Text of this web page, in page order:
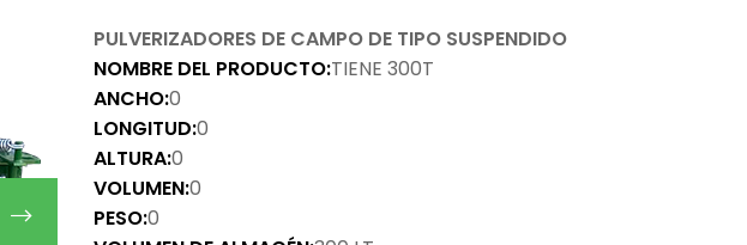
PULVERIZADORES DE CAMPO DE TIPO SUSPENDIDO
NOMBRE DEL PRODUCTO:TIENE 300T
ANCHO:0
LONGITUD:0
ALTURA:0
VOLUMEN:0
PESO:0